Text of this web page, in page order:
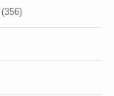
(356)